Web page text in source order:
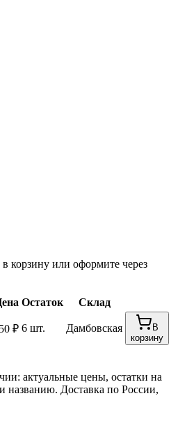
корзину или оформите через
Остаток
Склад
₽ 6 шт. Дамбовская
В
корзину
актуальные цены, остатки на
названию. Доставка по России,